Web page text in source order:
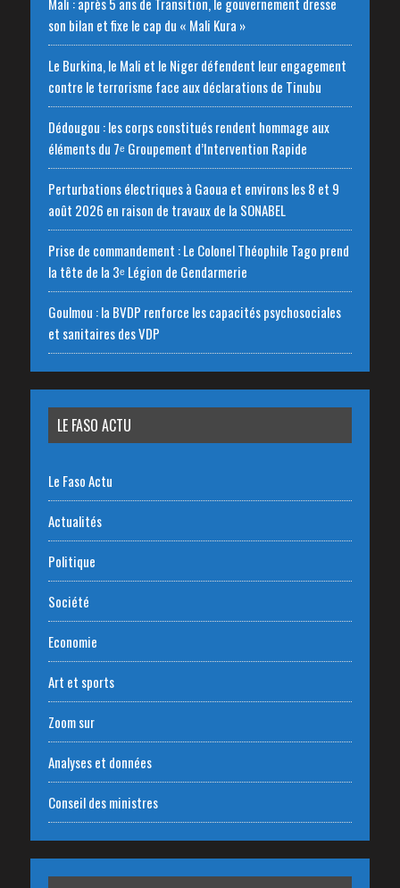
Mali : après 5 ans de Transition, le gouvernement dresse
son bilan et fixe le cap du « Mali Kura »
Le Burkina, le Mali et le Niger défendent leur engagement
contre le terrorisme face aux déclarations de Tinubu
Dédougou : les corps constitués rendent hommage aux
éléments du 7ᵉ Groupement d’Intervention Rapide
Perturbations électriques à Gaoua et environs les 8 et 9
août 2026 en raison de travaux de la SONABEL
Prise de commandement : Le Colonel Théophile Tago prend
la tête de la 3ᵉ Légion de Gendarmerie
Goulmou : la BVDP renforce les capacités psychosociales
et sanitaires des VDP
LE FASO ACTU
Le Faso Actu
Actualités
Politique
Société
Economie
Art et sports
Zoom sur
Analyses et données
Conseil des ministres